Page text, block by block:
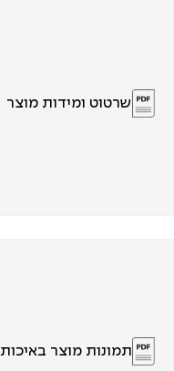
שרטוט ומידות מוצר
תמונות מוצר באיכות